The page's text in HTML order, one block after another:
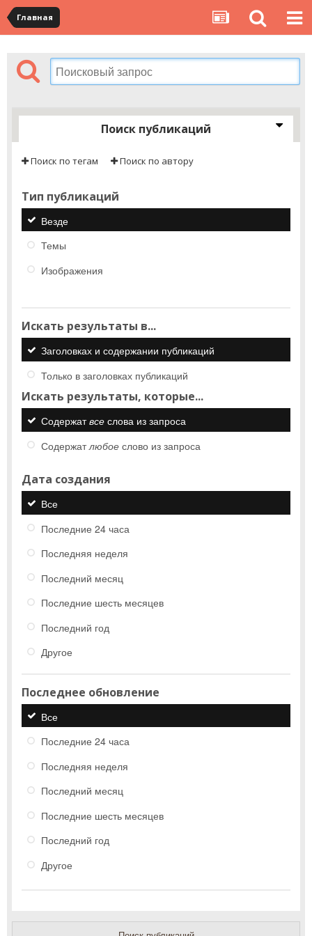
Главная
Поиск публикаций
Поиск по тегам Поиск по автору
Тип публикаций
Везде
Темы
Изображения
Искать результаты в...
Заголовках и содержании публикаций
Только в заголовках публикаций
Искать результаты, которые...
Содержатвсе слова из запроса
Содержатлюбое слово из запроса
Дата создания
Все
Последние 24 часа
Последняя неделя
Последний месяц
Последние шесть месяцев
Последний год
Другое
Последнее обновление
Все
Последние 24 часа
Последняя неделя
Последний месяц
Последние шесть месяцев
Последний год
Другое